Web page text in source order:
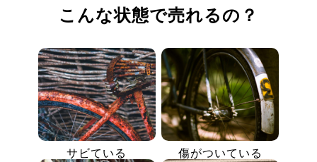
こんな状態で売れるの？
サビている 傷がついている